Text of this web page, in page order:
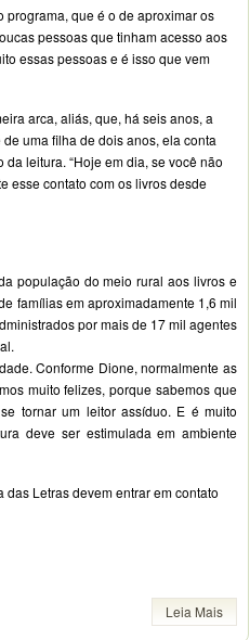
programa, que é o de aproximar os
pessoas que tinham acesso aos
essas pessoas e é isso que vem
arca, aliás, que, há seis anos, a
uma filha de dois anos, ela conta
leitura. “Hoje em dia, se você não
esse contato com os livros desde
população do meio rural aos livros e
famílias em aproximadamente 1,6 mil
por mais de 17 mil agentes
Conforme Dione, normalmente as
muito felizes, porque sabemos que
tornar um leitor assíduo. E é muito
deve ser estimulada em ambiente
Letras devem entrar em contato
Leia Mais